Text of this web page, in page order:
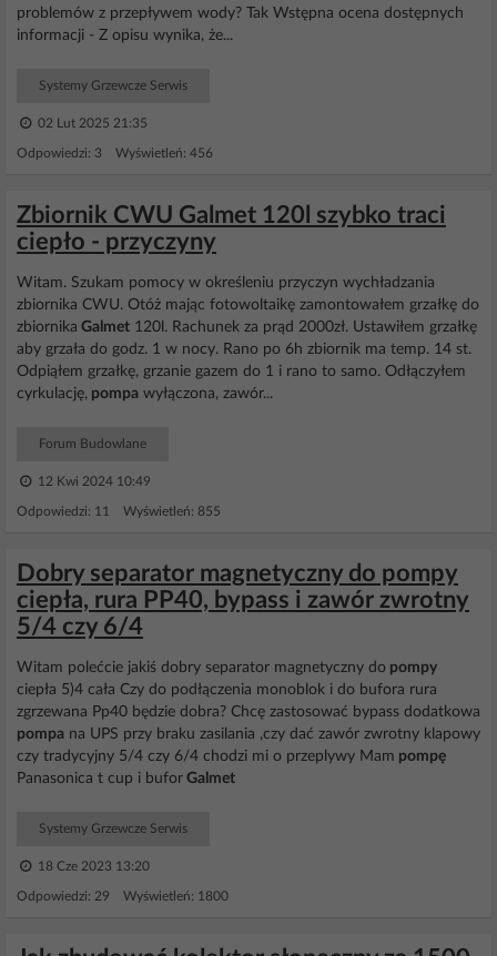
problemów z przepływem wody? Tak Wstępna ocena dostępnych
informacji - Z opisu wynika, że...
Systemy Grzewcze Serwis
02 Lut 2025 21:35
Odpowiedzi: 3 Wyświetleń: 456
Zbiornik CWU Galmet 120l szybko traci
ciepło - przyczyny
Witam. Szukam pomocy w określeniu przyczyn wychładzania
zbiornika CWU. Otóż mając fotowoltaikę zamontowałem grzałkę do
zbiornika Galmet 120l. Rachunek za prąd 2000zł. Ustawiłem grzałkę
aby grzała do godz. 1 w nocy. Rano po 6h zbiornik ma temp. 14 st.
Odpiąłem grzałkę, grzanie gazem do 1 i rano to samo. Odłączyłem
cyrkulację, pompa wyłączona, zawór...
Forum Budowlane
12 Kwi 2024 10:49
Odpowiedzi: 11 Wyświetleń: 855
Dobry separator magnetyczny do pompy
ciepła, rura PP40, bypass i zawór zwrotny
5/4 czy 6/4
Witam polećcie jakiś dobry separator magnetyczny do pompy
ciepła 5)4 cała Czy do podłączenia monoblok i do bufora rura
zgrzewana Pp40 będzie dobra? Chcę zastosować bypass dodatkowa
pompa na UPS przy braku zasilania ,czy dać zawór zwrotny klapowy
czy tradycyjny 5/4 czy 6/4 chodzi mi o przeplywy Mam pompę
Panasonica t cup i bufor Galmet
Systemy Grzewcze Serwis
18 Cze 2023 13:20
Odpowiedzi: 29 Wyświetleń: 1800